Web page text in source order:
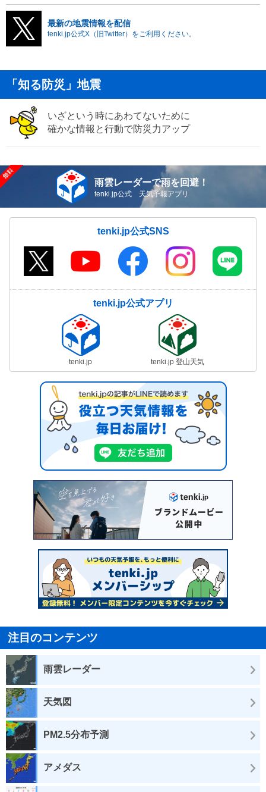
最新の地震情報を配信
tenki.jp公式X（旧Twitter）をご利用ください。
「知る防災」地震
いざという時にあわてないために
確かな情報と行動で防災力アップ
雨雲レーダーで雨を回避！
tenki.jp公式 天気予報アプリ
tenki.jp公式SNS
tenki.jp公式アプリ
tenki.jp tenki.jp 登山天気
注目のコンテンツ
雨雲レーダー
天気図
PM2.5分布予測
アメダス